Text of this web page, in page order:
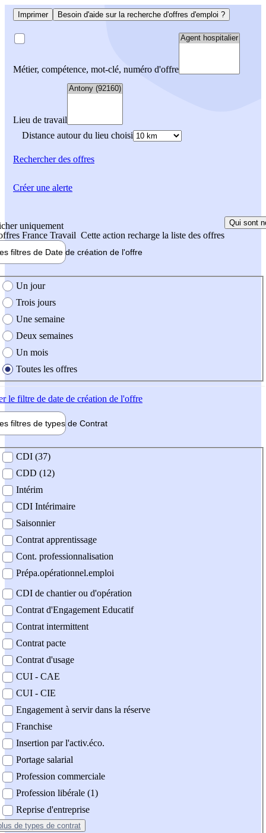
Imprimer Besoin d'aide sur la recherche d'offres d'emploi ?
Métier, compétence, mot-clé, numéro d'offre
Lieu de travail
Distance autour du lieu choisi
Rechercherdes offres
uniquement
France Travail Cette action recharge la liste des offres
Qui sont
filtres de Date de création de l'offre
création de l'offre
Un jour
Trois jours
Une semaine
Deux semaines
Un mois
Toutes les offres
le filtre de date de création de l'offre
filtres de types de Contrat
contrat
CDI (37)
CDD (12)
Intérim
CDI Intérimaire
Saisonnier
Contrat apprentissage
Cont. professionnalisation
Prépa.opérationnel.emploi
CDI de chantier ou d'opération
Contrat d'Engagement Educatif
Contrat intermittent
Contrat pacte
Contrat d'usage
CUI - CAE
CUI - CIE
Engagement à servir dans la réserve
Franchise
Insertion par l'activ.éco.
Portage salarial
Profession commerciale
Profession libérale (1)
Reprise d'entreprise
de types de contrat
Créer une alerte